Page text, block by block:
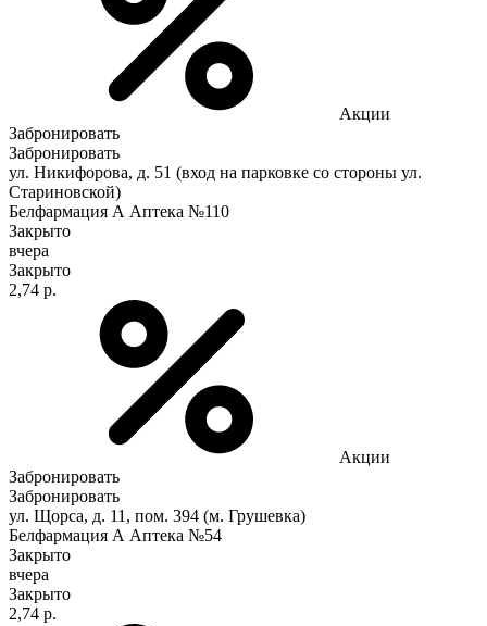
Акции
Забронировать
Забронировать
ул. Никифорова, д. 51 (вход на парковке со стороны ул.
Стариновской)
Белфармация А Аптека №110
Закрыто
вчера
Закрыто
2,74 р.
Акции
Забронировать
Забронировать
ул. Щорса, д. 11, пом. 394 (м. Грушевка)
Белфармация А Аптека №54
Закрыто
вчера
Закрыто
2,74 р.